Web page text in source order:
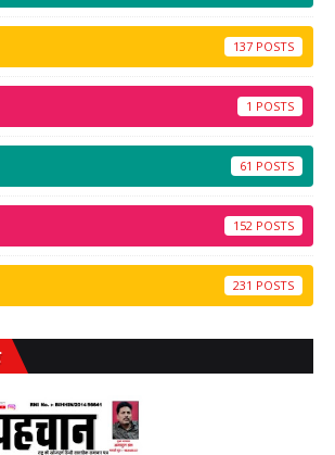
137
1
61
152
231